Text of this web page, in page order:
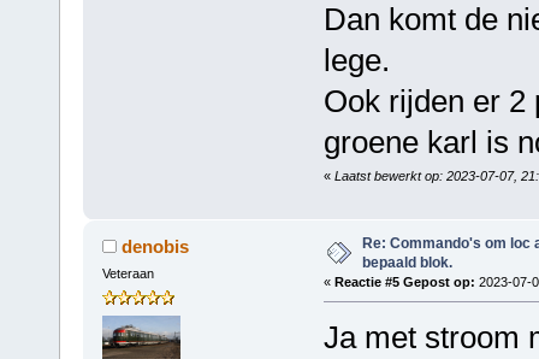
Dan komt de
lege.
Ook rijden er 2
groene karl is
« Laatst bewerkt op: 2023-07-07,
denobis
Veteraan
Re: Commando's om loc
bepaald blok.
« Reactie #5 Gepost op: 2023-07-
Ja met stroom